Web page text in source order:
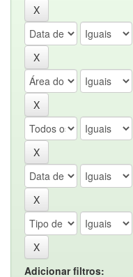
Adicionar filtros: